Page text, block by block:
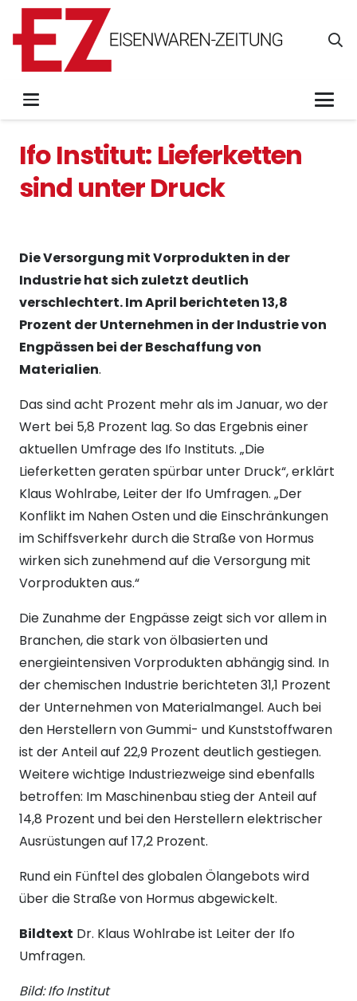
Ifo Institut: Lieferketten
sind unter Druck
Die Versorgung mit Vorprodukten in der
Industrie hat sich zuletzt deutlich
verschlechtert. Im April berichteten 13,8
Prozent der Unternehmen in der Industrie von
Engpässen bei der Beschaffung von
Materialien.
Das sind acht Prozent mehr als im Januar, wo der
Wert bei 5,8 Prozent lag. So das Ergebnis einer
aktuellen Umfrage des Ifo Instituts. „Die
Lieferketten geraten spürbar unter Druck“, erklärt
Klaus Wohlrabe, Leiter der Ifo Umfragen. „Der
Konflikt im Nahen Osten und die Einschränkungen
im Schiffsverkehr durch die Straße von Hormus
wirken sich zunehmend auf die Versorgung mit
Vorprodukten aus.“
Die Zunahme der Engpässe zeigt sich vor allem in
Branchen, die stark von ölbasierten und
energieintensiven Vorprodukten abhängig sind. In
der chemischen Industrie berichteten 31,1 Prozent
der Unternehmen von Materialmangel. Auch bei
den Herstellern von Gummi- und Kunststoffwaren
ist der Anteil auf 22,9 Prozent deutlich gestiegen.
Weitere wichtige Industriezweige sind ebenfalls
betroffen: Im Maschinenbau stieg der Anteil auf
14,8 Prozent und bei den Herstellern elektrischer
Ausrüstungen auf 17,2 Prozent.
Rund ein Fünftel des globalen Ölangebots wird
über die Straße von Hormus abgewickelt.
Bildtext Dr. Klaus Wohlrabe ist Leiter der Ifo
Umfragen.
Bild: Ifo Institut